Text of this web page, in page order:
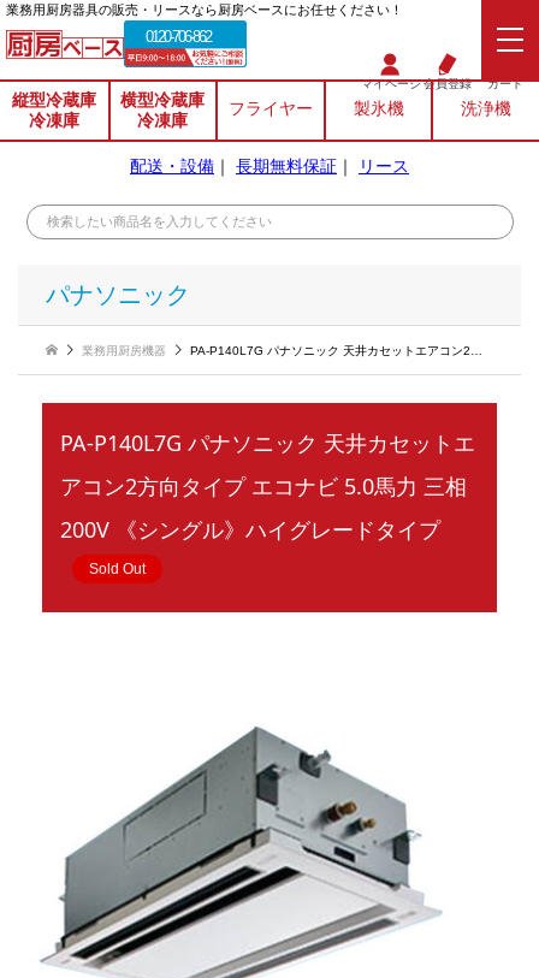
業務⽤厨房器具の販売・リースなら厨房ベースにお任せください！
0120-706-862
マイページ会員登録 カート
縦型冷蔵庫
冷凍庫
横型冷蔵庫
冷凍庫
フライヤー 製氷機 洗浄機
配送・設備 ｜ 長期無料保証 ｜ リース
パナソニック
業務用厨房機器 PA-P140L7G パナソニック 天井カセットエアコン2方向タイプ エコナビ 5.0馬力 三相200V 《シングル》ハイグレードタイプ
PA-P140L7G パナソニック 天井カセットエ
アコン2方向タイプ エコナビ 5.0馬力 三相
200V 《シングル》ハイグレードタイプ
Sold Out